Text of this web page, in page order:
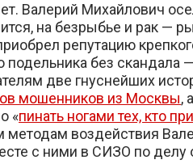
Валерий Михайлович
на безрыбье и рак —
репутацию
подельника без скандала
две гнуснейших
мошенников из Москвы,
«пинать ногами тех, кто
методам воздействия
с ними в СИЗО по делу